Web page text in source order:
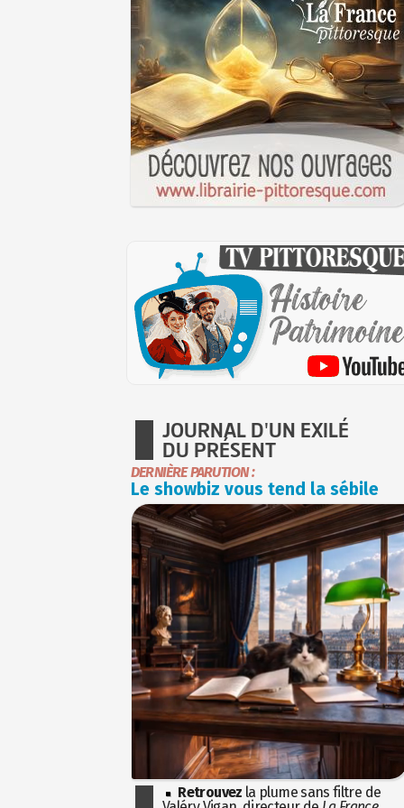
JOURNAL D'UN EXILÉ
DU PRÉSENT
DERNIÈRE PARUTION :
Le showbiz vous tend la sébile
Retrouvez la plume sans filtre de